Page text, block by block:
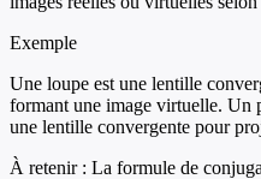
Exemple
Une loupe est une lentille
formant une image virtuelle. Un
une lentille convergente pour
À retenir : La formule de